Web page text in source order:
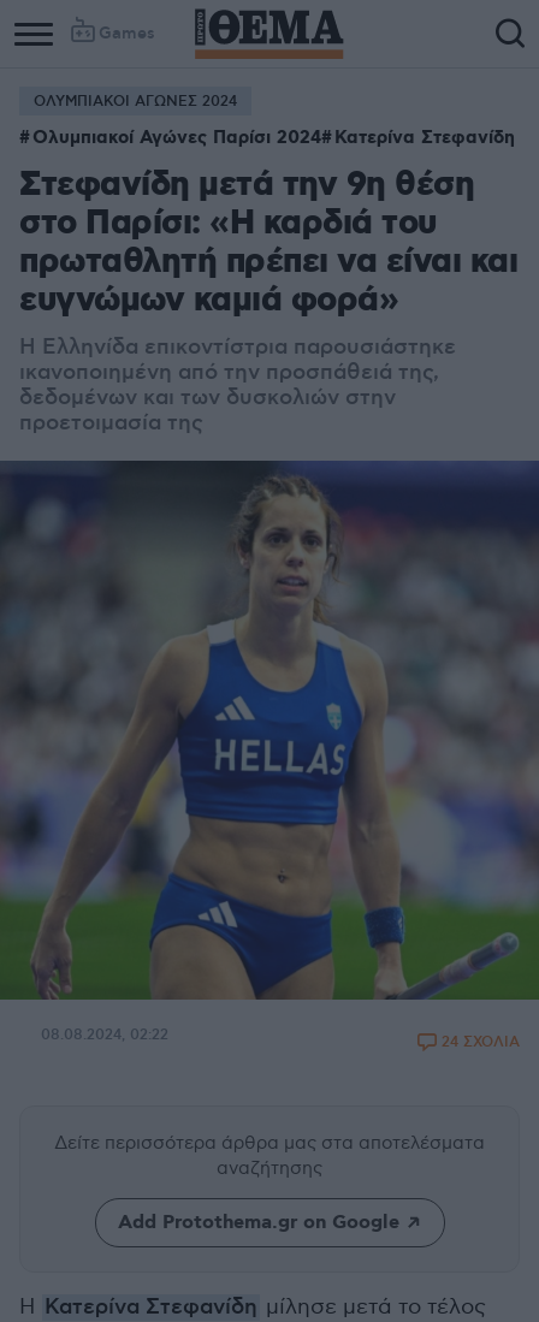
Games
ΟΛΥΜΠΙΑΚΟΙ ΑΓΩΝΕΣ 2024
Ολυμπιακοί Αγώνες Παρίσι 2024 Κατερίνα Στεφανίδη
Στεφανίδη μετά την 9η θέση
στο Παρίσι: «Η καρδιά του
πρωταθλητή πρέπει να είναι και
ευγνώμων καμιά φορά»
Η Ελληνίδα επικοντίστρια παρουσιάστηκε
ικανοποιημένη από την προσπάθειά της,
δεδομένων και των δυσκολιών στην
προετοιμασία της
08.08.2024, 02:22 24 ΣΧΟΛΙΑ
Δείτε περισσότερα άρθρα μας στα αποτελέσματα
αναζήτησης
Add Protothema.gr on Google
Η Κατερίνα Στεφανίδη μίλησε μετά το τέλος